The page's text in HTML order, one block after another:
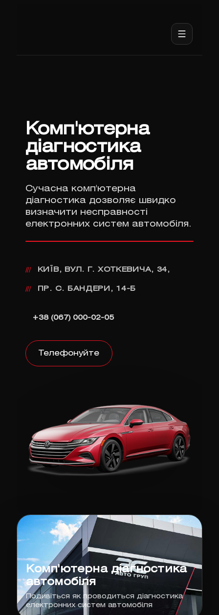
Комп'ютерна
діагностика
автомобіля
Сучасна комп'ютерна
діагностика дозволяє швидко
визначити несправності
електронних систем автомобіля.
/// КИЇВ, ВУЛ. Г. ХОТКЕВИЧА, 34,
/// ПР. С. БАНДЕРИ, 14-Б
+38 (067) 000-02-05
Телефонуйте
Комп'ютерна діагностика
автомобіля
Подивіться як проводиться діагностика
електронних систем автомобіля